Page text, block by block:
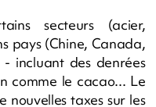
secteurs (acier,
pays (Chine, Canada,
- incluant des denrées
comme le cacao... Le
taxes sur les